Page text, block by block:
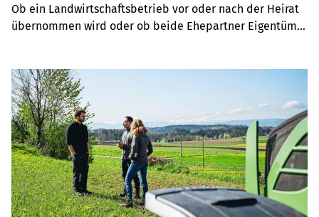
Ob ein Landwirtschaftsbetrieb vor oder nach der Heirat
übernommen wird oder ob beide Ehepartner Eigentümer
schaffen Sicherheit.